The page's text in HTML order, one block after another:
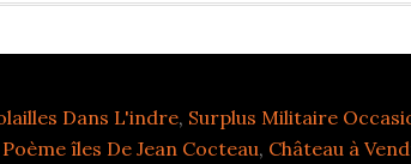
Dans L'indre, Surplus Militaire
Poème îles De Jean Cocteau, Château à